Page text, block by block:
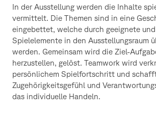
In der Ausstellung werden die Inhalte
vermittelt. Die Themen sind in eine
eingebettet, welche durch geeignete
Spielelemente in den Ausstellungsraum
werden. Gemeinsam wird die Ziel-
herzustellen, gelöst. Teamwork wird
persönlichem Spielfortschritt und
Zugehörigkeitsgefühl und
das individuelle Handeln.